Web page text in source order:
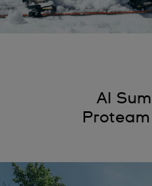
Al